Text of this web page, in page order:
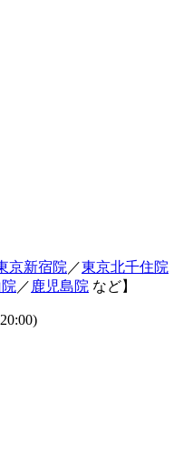
京新宿院 ／東京北千住院
／ 鹿児島院 など】